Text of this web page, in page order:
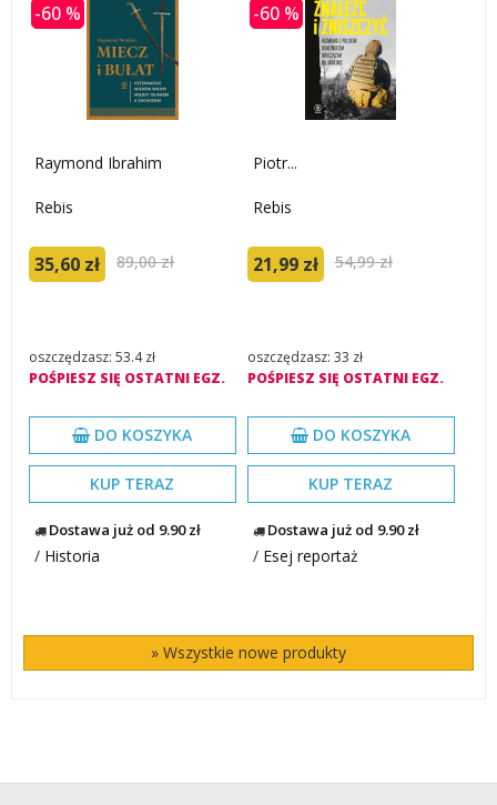
-60 %
Raymond Ibrahim
Rebis
35,60 zł 89,00 zł
oszczędzasz: 53.4 zł
POŚPIESZ SIĘ OSTATNI EGZ.
DO KOSZYKA
KUP TERAZ
Dostawa już od 9.90 zł
/ Historia
-60 %
Piotr...
Rebis
21,99 zł 54,99 zł
oszczędzasz: 33 zł
POŚPIESZ SIĘ OSTATNI EGZ.
DO KOSZYKA
KUP TERAZ
Dostawa już od 9.90 zł
/ Esej reportaż
» Wszystkie nowe produkty